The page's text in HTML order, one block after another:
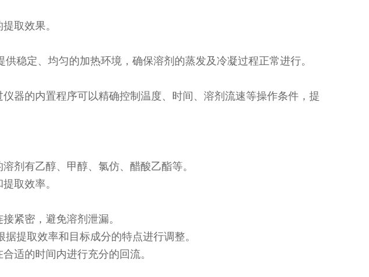
提取效果。
稳定、均匀的加热环境，确保溶剂的蒸发及冷凝过程正常进行。
器的内置程序可以精确控制温度、时间、溶剂流速等操作条件，提
剂有乙醇、甲醇、氯仿、醋酸乙酯等。
提取效率。
紧密，避免溶剂泄漏。
提取效率和目标成分的特点进行调整。
适的时间内进行充分的回流。